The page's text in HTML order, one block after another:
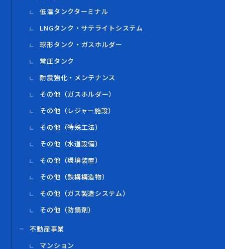
低温タンクターミナル
LNGタンク・サテライトシステム
球形タンク・ガスホルダー
常圧タンク
耐震強化・メンテナンス
その他（ガスホルダー）
その他（レジャー施設）
その他（特殊工法）
その他（水道設備）
その他（環境装置）
その他（鉄構構造物）
その他（ガス製造システム）
その他（防錆剤）
不動産事業
マンション